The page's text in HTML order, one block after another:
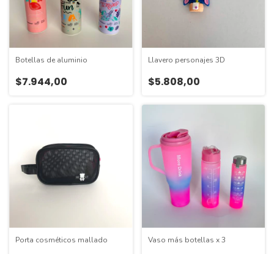
Botellas de aluminio
$7.944,00
Llavero personajes 3D
$5.808,00
Porta cosméticos mallado Vaso más botellas x 3